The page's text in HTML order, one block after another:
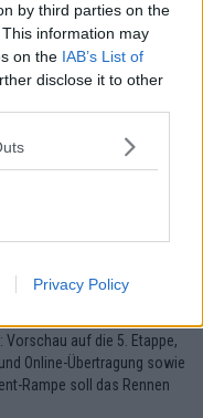
by third parties on the
information may
on the IAB’s List of
disclose it to other
Privacy Policy
mehr verpassen – Folge
auf die 4. Etappe,
Online-Übertragung sowie
Vorschau auf die 5. Etappe,
Online-Übertragung sowie
Rampe soll das Rennen